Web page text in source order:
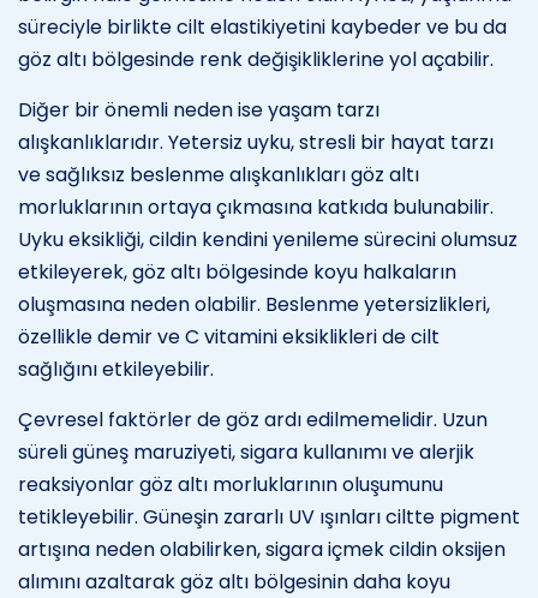
süreciyle birlikte cilt elastikiyetini kaybeder ve bu da
göz altı bölgesinde renk değişikliklerine yol açabilir.
Diğer bir önemli neden ise yaşam tarzı
alışkanlıklarıdır. Yetersiz uyku, stresli bir hayat tarzı
ve sağlıksız beslenme alışkanlıkları göz altı
morluklarının ortaya çıkmasına katkıda bulunabilir.
Uyku eksikliği, cildin kendini yenileme sürecini olumsuz
etkileyerek, göz altı bölgesinde koyu halkaların
oluşmasına neden olabilir. Beslenme yetersizlikleri,
özellikle demir ve C vitamini eksiklikleri de cilt
sağlığını etkileyebilir.
Çevresel faktörler de göz ardı edilmemelidir. Uzun
süreli güneş maruziyeti, sigara kullanımı ve alerjik
reaksiyonlar göz altı morluklarının oluşumunu
tetikleyebilir. Güneşin zararlı UV ışınları ciltte pigment
artışına neden olabilirken, sigara içmek cildin oksijen
alımını azaltarak göz altı bölgesinin daha koyu